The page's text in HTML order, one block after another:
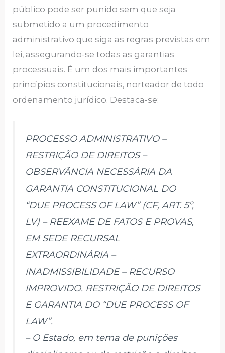
público pode ser punido sem que seja
submetido a um procedimento
administrativo que siga as regras previstas em
lei, assegurando-se todas as garantias
processuais. É um dos mais importantes
princípios constitucionais, norteador de todo
ordenamento jurídico. Destaca-se:
PROCESSO ADMINISTRATIVO –
RESTRIÇÃO DE DIREITOS –
OBSERVÂNCIA NECESSÁRIA DA
GARANTIA CONSTITUCIONAL DO
“DUE PROCESS OF LAW” (CF, ART. 5º,
LV) – REEXAME DE FATOS E PROVAS,
EM SEDE RECURSAL
EXTRAORDINÁRIA –
INADMISSIBILIDADE – RECURSO
IMPROVIDO. RESTRIÇÃO DE DIREITOS
E GARANTIA DO “DUE PROCESS OF
LAW”.
– O Estado, em tema de punições